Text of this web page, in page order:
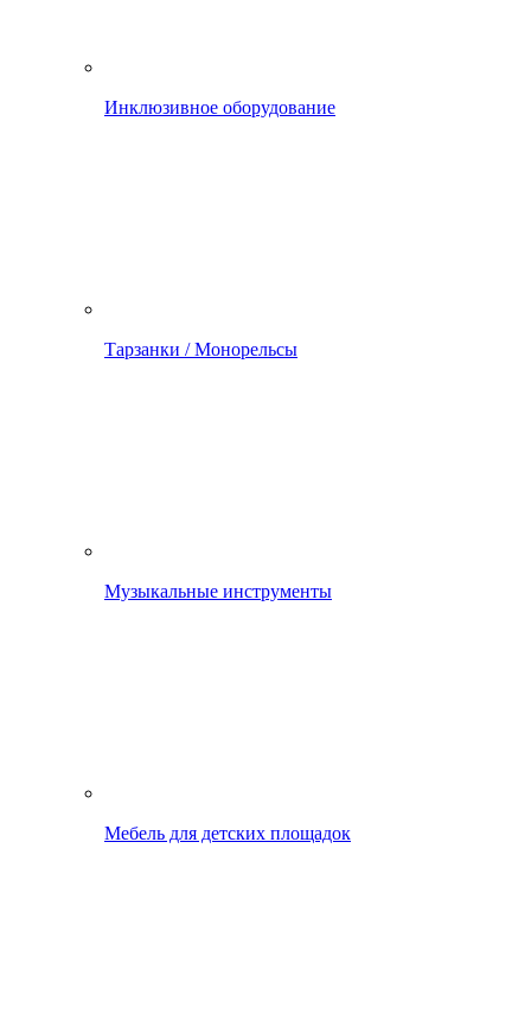
Инклюзивное оборудование
Тарзанки / Монорельсы
Музыкальные инструменты
Мебель для детских площадок